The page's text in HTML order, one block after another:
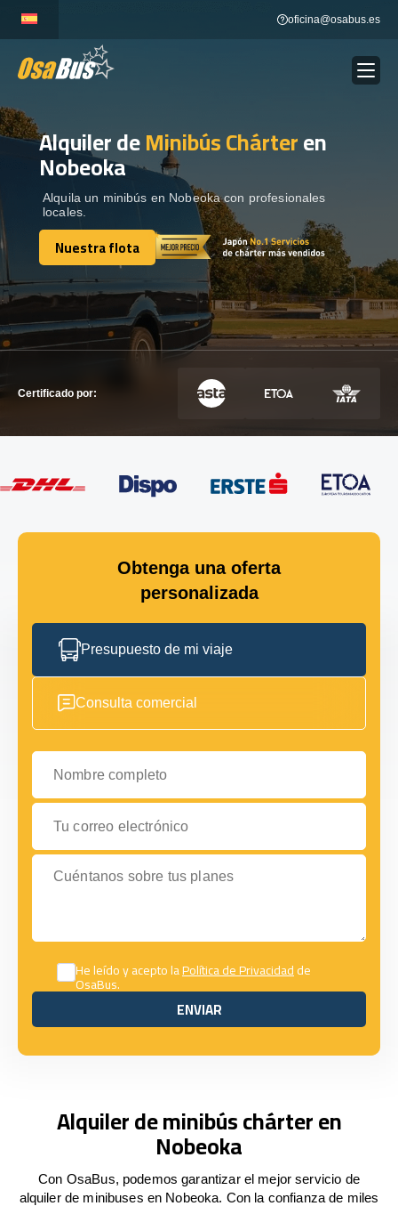
content
oficina@osabus.es
ALQUILER DE AUTOCARES Show dropdown
DESTINOS
RECORRIDAS Show dropdown
Alquiler deMinibús Chárteren
Nobeoka
Alquila un minibús en Nobeoka con profesionales
locales.
Nuestra flota
Nuestra flota
Certificado por:
Obtenga una oferta
personalizada
Presupuesto de mi viaje
Consulta comercial
Nombre completo
Tu correo electrónico
Cuéntanos sobre tus planes
He leído y acepto laPolítica de Privacidadde
OsaBus.
ENVIAR
ENVIAR
Alquiler de minibús chárter en
Nobeoka
Con OsaBus, podemos garantizar el mejor servicio de
alquiler de minibuses en Nobeoka. Con la confianza de miles